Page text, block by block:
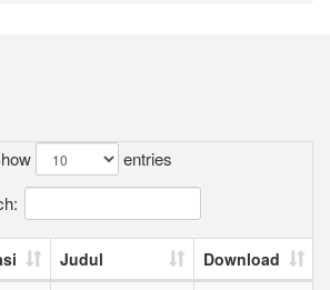
entries
Judul
Download